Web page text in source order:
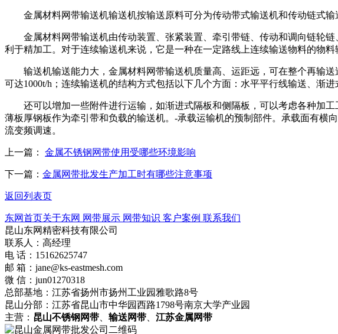
金属材料网带输送机输送机按输送原料可分为传动带式输送机和传动链式输
金属材料网带输送机由传动装置、张紧装置、牵引带链、传动和调向链轮链
利于精加工。对于连续输送机来说，它是一种在一定路线上连续输送物料的物
输送机输送能力大，金属材料网带输送机质量高、运距远，可在整个再输送
可达1000t/h；连续输送机的结构方式包括以下几个方面：水平平行线输送、渐进
还可以增加一些附件进行运输，如渐进式隔板和侧隔板，可以考虑各种加工
薄板厚钢板作为牵引带和负载的输送机。-承载运输机的预制部件。承载面有横
流变频调速。
上一篇： 金属不锈钢网带使用受哪些环境影响
下一篇： 金属网带批发生产加工时有哪些注意事项
返回列表页
东网首页关于东网 网带展示 网带知识 客户案例 联系我们
昆山东网精密科技有限公司
联系人：高经理
电 话：15162625747
邮 箱：jane@ks-eastmesh.com
微 信：jun01270318
总部基地：江苏省扬州市扬州工业园雅歌路8号
昆山分部：江苏省昆山市中华园西路1798号南京大学产业园
主营： 昆山不锈钢网带、 输送网带、 江苏金属网带